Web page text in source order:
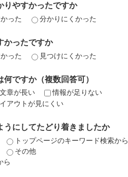
りやすかったですか
った 分かりにくかった
かったですか
った 見つけにくかった
ですか（複数回答可）
文章が長い
情報が足りない
アウトが見にくい
うにしてたどり着きましたか
トップページのキーワード検索から
その他
ら